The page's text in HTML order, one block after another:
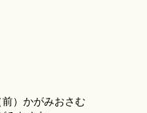
）かがみおさむ